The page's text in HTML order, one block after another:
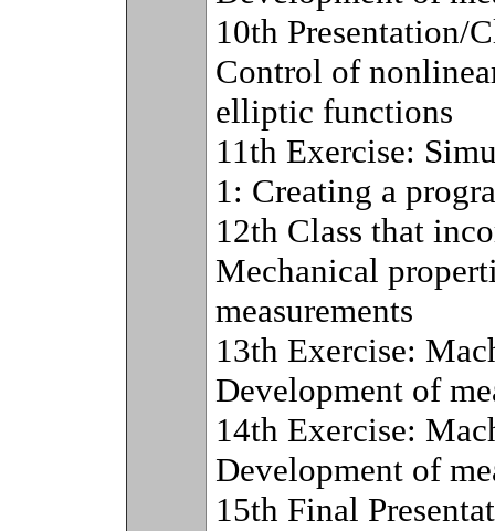
10th Presentation/
Control of
elliptic functions
11th Exercise:
1: Creating a
12th Class that
Mechanical
measurements
13th Exercise:
Development of
14th Exercise:
Development of
15th Final